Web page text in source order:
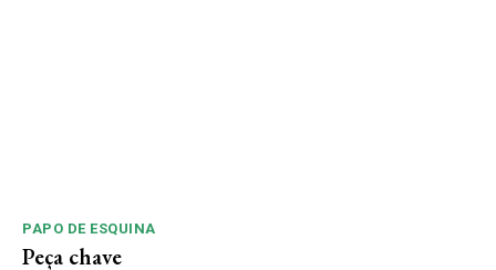
PAPO DE ESQUINA
Peça chave